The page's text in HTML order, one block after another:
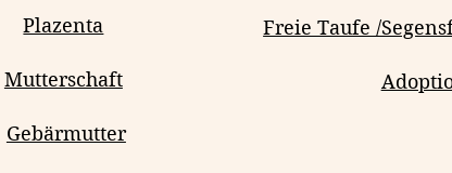
Plazenta
Mutterschaft
Gebärmutter
Freie Taufe /